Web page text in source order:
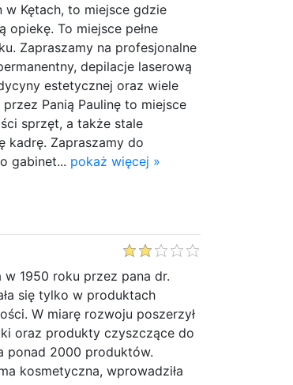
w Kętach, to miejsce gdzie
opiekę. To miejsce pełne
Zapraszamy na profesjonalne
depilacje laserową
estetycznej oraz wiele
Panią Paulinę to miejsce
sprzęt, a także stale
kadrę. Zapraszamy do
gabinet... pokaż więcej »
w 1950 roku przez pana dr.
się tylko w produktach
W miarę rozwoju poszerzył
oraz produkty czyszczące do
ponad 2000 produktów.
kosmetyczna, wprowadziła